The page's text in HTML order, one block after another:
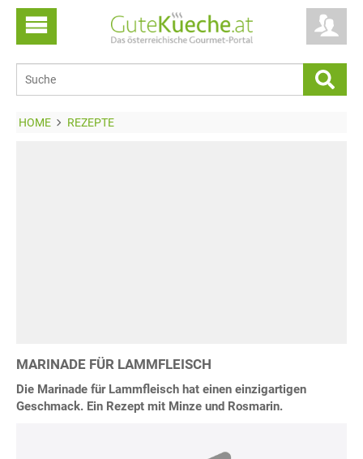
HOME REZEPTE
MARINADE FÜR LAMMFLEISCH
Die Marinade für Lammfleisch hat einen einzigartigen
Geschmack. Ein Rezept mit Minze und Rosmarin.